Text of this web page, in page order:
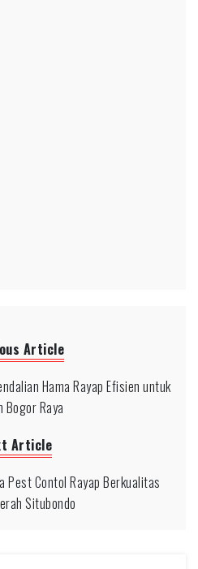
Article
Hama Rayap Efisien untuk
Bogor Raya
Article
Pest Contol Rayap Berkualitas
Situbondo